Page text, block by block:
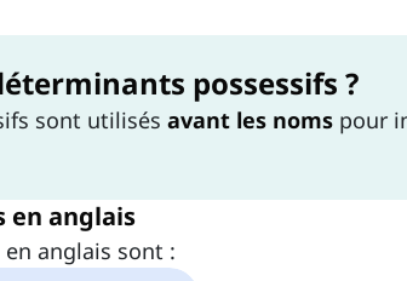
possessifs ?
sont utilisés avant les noms pour
en anglais
anglais sont :